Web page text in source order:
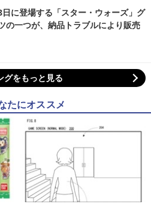
に登場する「スター・ウォーズ」グ
の一つが、納品トラブルにより販売
グをもっと見る
たにオススメ